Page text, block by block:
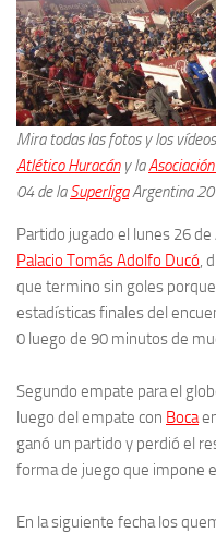
Mira todas las fotos y los
Atlético Huracány la
04 de laSuperligaArgentina
Partido jugado el lunes 26
Palacio Tomás Adolfo Ducó ,
que termino sin goles
estadísticas finales del
0 luego de 90 minutos de
Segundo empate para el
luego del empate con Boca
ganó un partido y perdió el
forma de juego que impone
En la siguiente fecha los